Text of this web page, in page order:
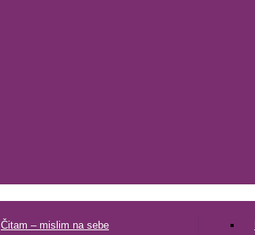
Čitam – mislim na sebe